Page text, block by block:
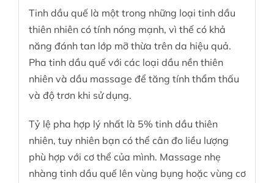
Tinh dầu quế là một trong những loại tinh dầu
thiên nhiên có tính nóng mạnh, vì thế có khả
năng đánh tan lớp mỡ thừa trên da hiệu quả.
Pha tinh dầu quế với các loại dầu nền thiên
nhiên và dầu massage để tăng tính thẩm thấu
và độ trơn khi sử dụng.
Tỷ lệ pha hợp lý nhất là 5% tinh dầu thiên
nhiên, tuy nhiên bạn có thể cân đo liều lượng
phù hợp với cơ thể của mình. Massage nhẹ
nhàng tinh dầu quế lên vùng bụng hoặc vùng cơ